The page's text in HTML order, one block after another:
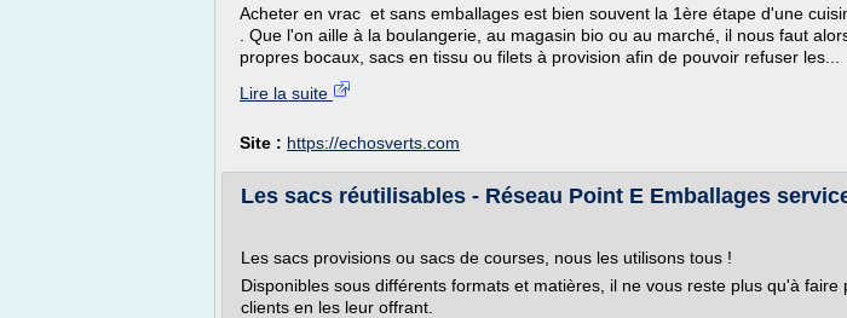
Acheter en vrac et sans emballages est bien souvent la 1ère étape d'une
. Que l'on aille à la boulangerie, au magasin bio ou au marché, il nous faut
propres bocaux, sacs en tissu ou filets à provision afin de pouvoir refuser les...
Lire la suite
Site : https://echosverts.com
Les sacs réutilisables - Réseau Point E Emballages
Les sacs provisions ou sacs de courses, nous les utilisons tous !
Disponibles sous différents formats et matières, il ne vous reste plus qu'à faire
clients en les leur offrant.